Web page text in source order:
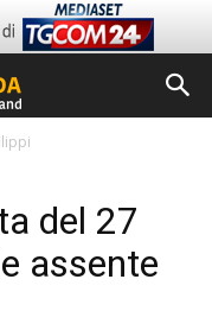
del 27
assente